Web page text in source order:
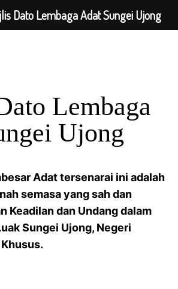
Lembaga
Ujong
Adat tersenarai ini adalah
semasa yang sah dan
Keadilan dan Undang dalam
Sungei Ujong, Negeri
Dato Lembaga Adat Sungei Ujong